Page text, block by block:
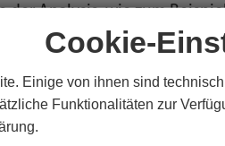
Cookie-
Einige von ihnen sind
Funktionalitäten zur
Analysis, wie zum
Beweistechniken der
Beweistechniken anwenden.
aus der Analysis erklären.
auf verwandte